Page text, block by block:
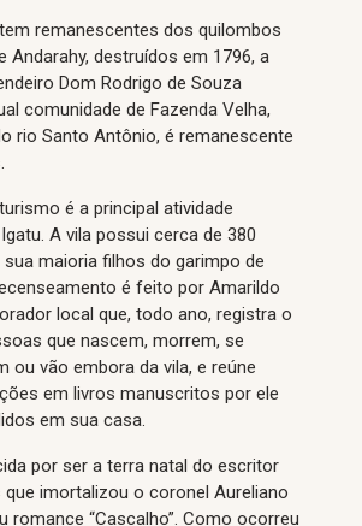
remanescentes dos quilombos
Andarahy, destruídos em 1796, a
Dom Rodrigo de Souza
comunidade de Fazenda Velha,
rio Santo Antônio, é remanescente
é a principal atividade
A vila possui cerca de 380
maioria filhos do garimpo de
é feito por Amarildo
local que, todo ano, registra o
que nascem, morrem, se
ou vão embora da vila, e reúne
em livros manuscritos por ele
em sua casa.
por ser a terra natal do escritor
que imortalizou o coronel Aureliano
romance “Cascalho”. Como ocorreu